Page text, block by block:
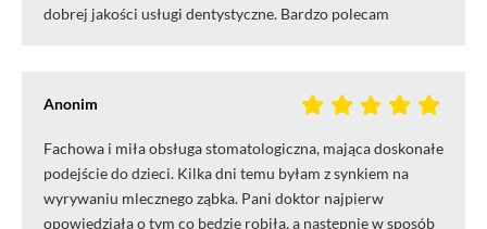
dobrej jakości usługi dentystyczne. Bardzo polecam
Anonim
Fachowa i miła obsługa stomatologiczna, mająca doskonałe
podejście do dzieci. Kilka dni temu byłam z synkiem na
wyrywaniu mlecznego ząbka. Pani doktor najpierw
opowiedziała o tym co będzie robiła, a następnie w sposób